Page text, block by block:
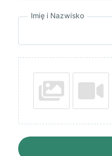
Imię i Nazwisko